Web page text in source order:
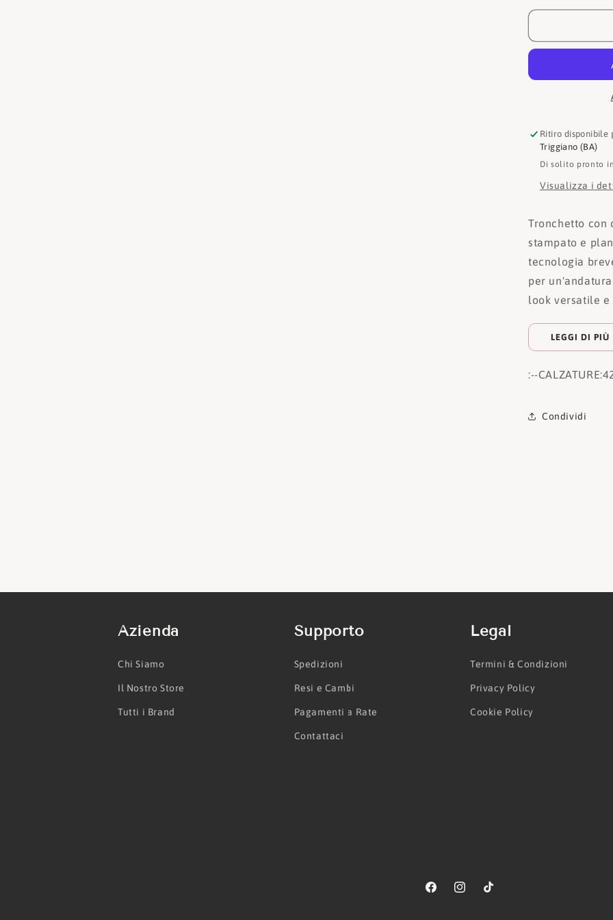
Tronchetto
Ritiro disponibile
Triggiano (BA)
Di solito pronto
Visualizza i
Tronchetto con
stampato e
tecnologia
per
look versatile
LEGGI DI PIÙ
:--CALZATURE:
Condividi
Azienda
Chi Siamo
Il Nostro Store
Tutti i Brand
Supporto
Spedizioni
Resi e Cambi
Pagamenti a Rate
Contattaci
Legal
Termini & Condizioni
Privacy Policy
Cookie Policy
FacebookInstagramTikTok